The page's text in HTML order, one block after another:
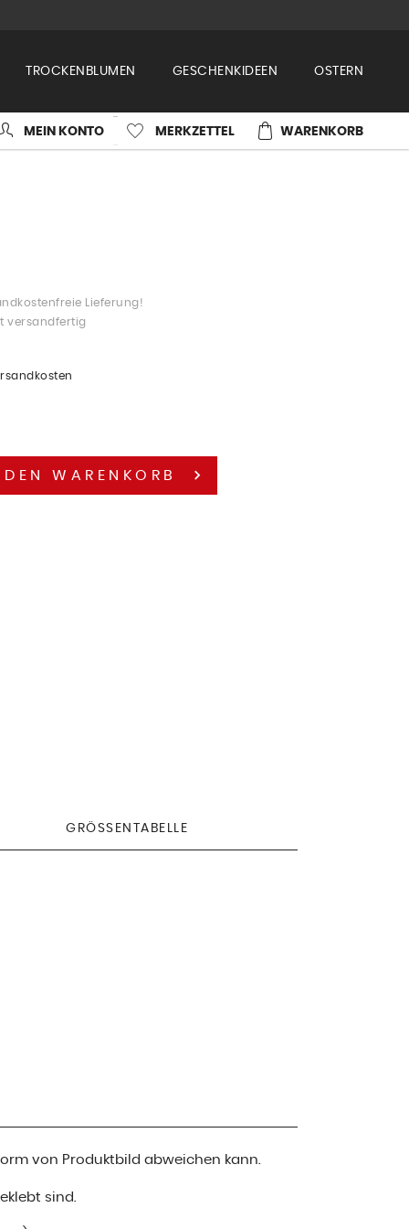
TROCKENBLUMEN GESCHENKIDEEN OSTERN
MERKZETTEL
MEIN KONTO WARENKORB
Lieferung!
versandfertig
WARENKORB
GRÖSSENTABELLE
von Produktbild abweichen kann.
sind.